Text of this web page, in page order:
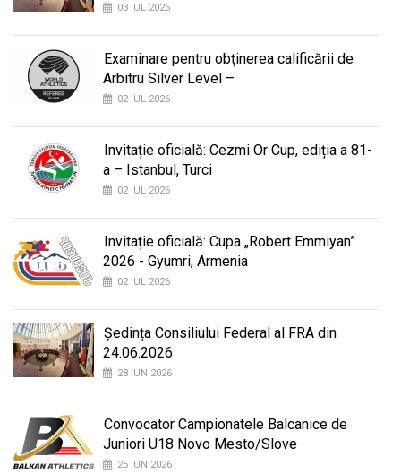
03 IUL 2026
Examinare pentru obţinerea calificării de
Arbitru Silver Level –
02 IUL 2026
Invitație oficială: Cezmi Or Cup, ediția a 81-
a – Istanbul, Turci
02 IUL 2026
Invitație oficială: Cupa „Robert Emmiyan”
2026 - Gyumri, Armenia
02 IUL 2026
Ședința Consiliului Federal al FRA din
24.06.2026
28 IUN 2026
Convocator Campionatele Balcanice de
Juniori U18 Novo Mesto/Slove
25 IUN 2026